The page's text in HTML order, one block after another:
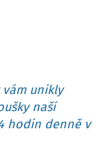
vám unikly
naší
hodin denně v